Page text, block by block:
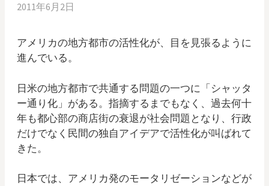
2011年6月2日
アメリカの地方都市の活性化が、目を見張るように
進んでいる。
日米の地方都市で共通する問題の一つに「シャッタ
ー通り化」がある。指摘するまでもなく、過去何十
年も都心部の商店街の衰退が社会問題となり、行政
だけでなく民間の独自アイデアで活性化が叫ばれて
きた。
日本では、アメリカ発のモータリゼーションなどが